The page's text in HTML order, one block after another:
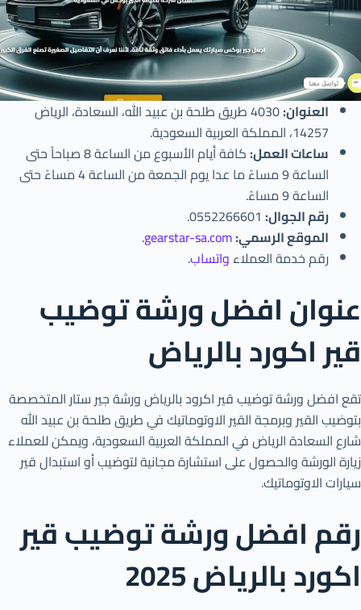
العنوان:
4030 طريق طلحة بن عبيد الله، السعادة، الرياض
14257، المملكة العربية السعودية.
ساعات العمل:
كافة أيام الأسبوع من الساعة 8 صباحاً حتى
الساعة 9 مساءً ما عدا يوم الجمعة من الساعة 4 مساءً حتى
الساعة 9 مساءً.
رقم الجوال:
الموقع الرسمي:gearstar-sa.com
.
رقم خدمة العملاءواتساب.
عنوان افضل ورشة توضيب
قير اكورد بالرياض
تقع افضل ورشة توضيب قير اكرود بالرياض ورشة جير ستار المتخصصة
بتوضيب القير وبرمجة القير الاوتوماتيك في طريق طلحة بن عبيد الله
شارع السعادة الرياض في المملكة العربية السعودية، ويمكن للعملاء
زيارة الورشة والحصول على استشارة مجانية لتوضيب أو استبدال قير
سيارات الاوتوماتيك.
رقم افضل ورشة توضيب قير
اكورد بالرياض 2025